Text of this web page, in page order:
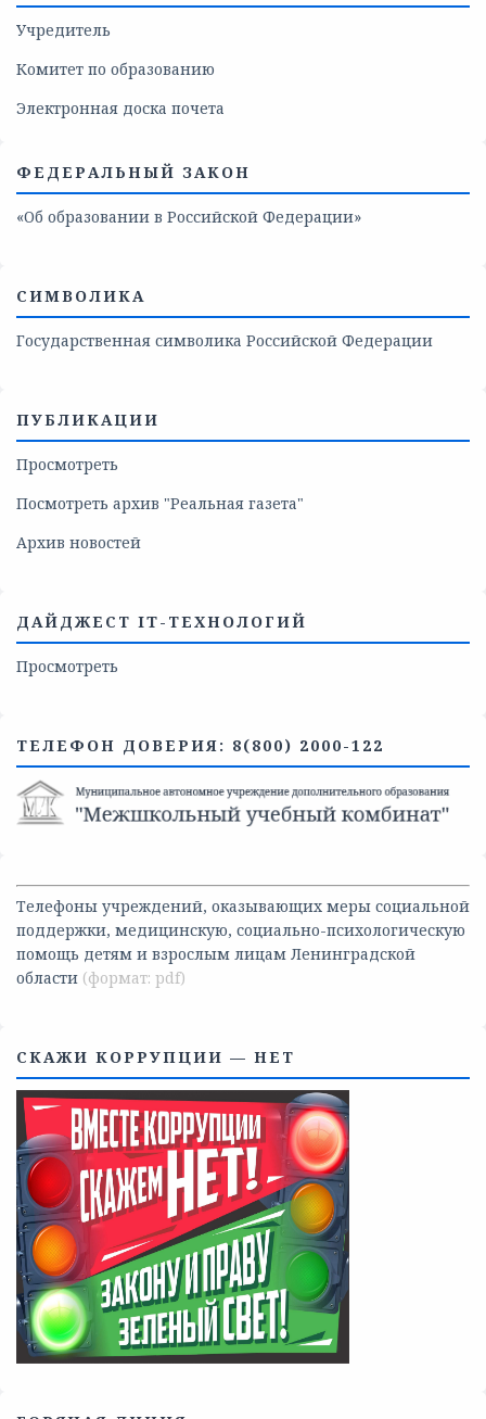
Учредитель
Комитет по образованию
Электронная доска почета
ФЕДЕРАЛЬНЫЙ ЗАКОН
«Об образовании в Российской Федерации»
СИМВОЛИКА
Государственная символика Российской Федерации
ПУБЛИКАЦИИ
Просмотреть
Посмотреть архив "Реальная газета"
Архив новостей
ДАЙДЖЕСТ IT-ТЕХНОЛОГИЙ
Просмотреть
ТЕЛЕФОН ДОВЕРИЯ: 8(800) 2000-122
Телефоны учреждений, оказывающих меры социальной
поддержки, медицинскую, социально-психологическую
помощь детям и взрослым лицам Ленинградской
области